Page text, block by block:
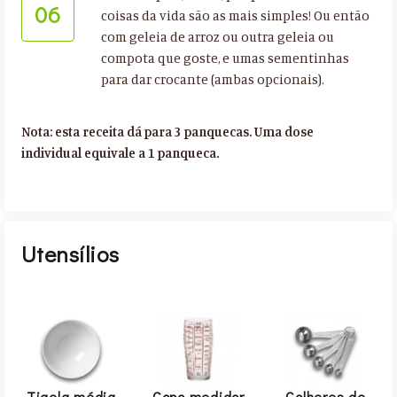
06
coisas da vida são as mais simples! Ou então
com geleia de arroz ou outra geleia ou
compota que goste, e umas sementinhas
para dar crocante (ambas opcionais).
Nota: esta receita dá para 3 panquecas. Uma dose
individual equivale a 1 panqueca.
Utensílios